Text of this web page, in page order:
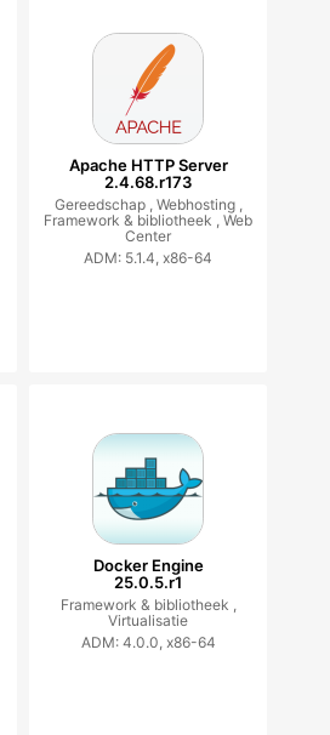
Apache HTTP Server
2.4.68.r173
Gereedschap , Webhosting ,
Framework & bibliotheek ,Web
Center
ADM: 5.1.4, x86-64
Docker Engine
25.0.5.r1
Framework & bibliotheek ,
Virtualisatie
ADM: 4.0.0, x86-64